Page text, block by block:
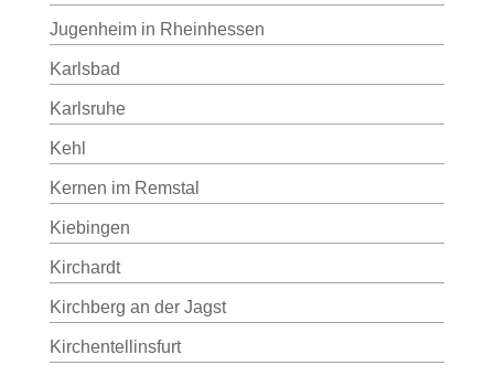
Jugenheim in Rheinhessen
Karlsbad
Karlsruhe
Kehl
Kernen im Remstal
Kiebingen
Kirchardt
Kirchberg an der Jagst
Kirchentellinsfurt